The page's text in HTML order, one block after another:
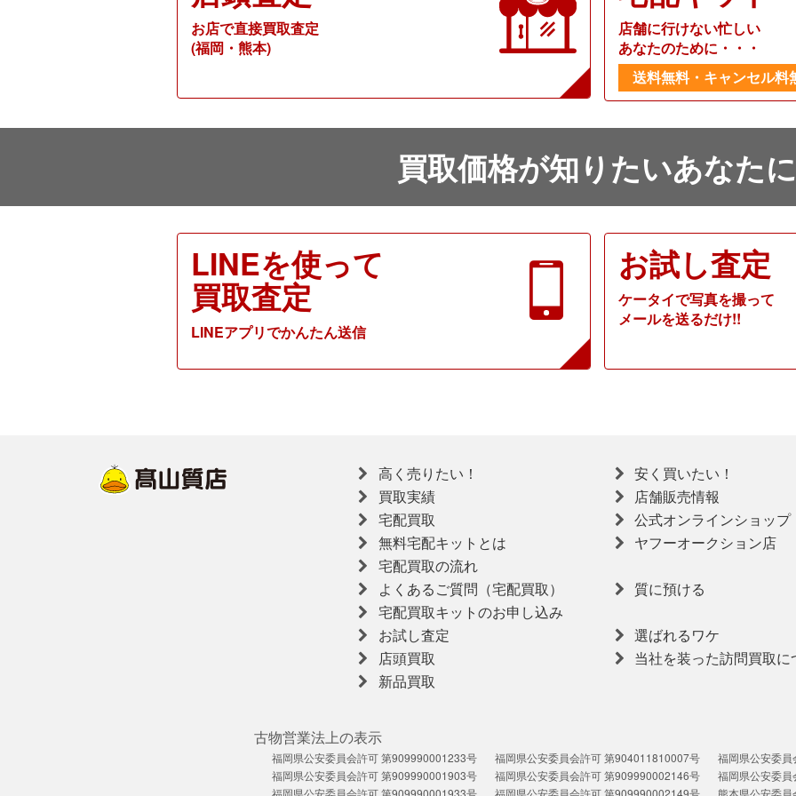
お店で直接買取査定
(福岡・熊本)
店舗に行けない忙しい
あなたのために・・・
送料無料・キャンセル料
買取価格が知りたいあなたに
LINEを使って
買取査定
LINEアプリでかんたん送信
お試し査定
ケータイで写真を撮って
メールを送るだけ!!
高く売りたい！
買取実績
宅配買取
無料宅配キットとは
宅配買取の流れ
よくあるご質問（宅配買取）
宅配買取キットのお申し込み
お試し査定
店頭買取
新品買取
安く買いたい！
店舗販売情報
公式オンラインショップ
ヤフーオークション店
質に預ける
選ばれるワケ
当社を装った訪問買取に
古物営業法上の表示
福岡県公安委員会許可 第909990001233号
福岡県公安委員会許可 第909990001903号
福岡県公安委員会許可 第904011810007号
福岡県公安委員会許可 第909990002146号
福岡県公安委
福岡県公安委